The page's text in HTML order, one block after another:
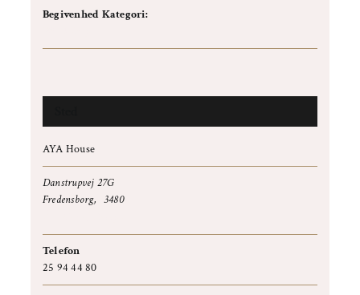
Begivenhed Kategori:
AYA House
Danstrupvej 27G
Fredensborg, 3480
Telefon
25 94 44 80